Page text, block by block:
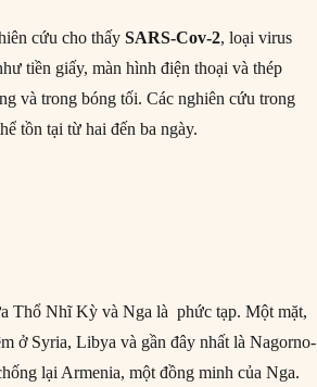
cứu cho thấySARS-Cov-2, loại virus
tiền giấy, màn hình điện thoại và thép
và trong bóng tối. Các nghiên cứu trong
tồn tại từ hai đến ba ngày.
Thổ Nhĩ Kỳ và Nga là phức tạp. Một mặt,
ở Syria, Libya và gần đây nhất là Nagorno-
lại Armenia, một đồng minh của Nga.